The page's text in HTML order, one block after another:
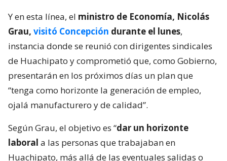
Y en esta línea, el ministro de Economía, Nicolás
Grau, visitó Concepción durante el lunes,
instancia donde se reunió con dirigentes sindicales
de Huachipato y comprometió que, como Gobierno,
presentarán en los próximos días un plan que
“tenga como horizonte la generación de empleo,
ojalá manufacturero y de calidad”.
Según Grau, el objetivo es “dar un horizonte
laboral a las personas que trabajaban en
Huachipato, más allá de las eventuales salidas o